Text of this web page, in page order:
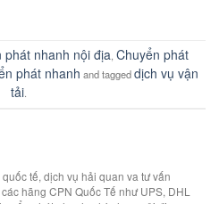
phát nhanh nội địa, Chuyển phát
phát nhanh and taggeddịch vụ vận
tải.
tế, dịch vụ hải quan va tư vấn
hãng CPN Quốc Tế như UPS, DHL